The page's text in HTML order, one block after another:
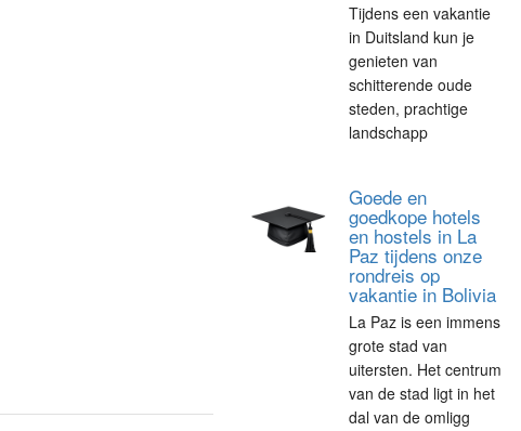
Tijdens een vakantie
in Duitsland kun je
genieten van
schitterende oude
steden, prachtige
landschapp
Goede en
goedkope hotels
en hostels in La
Paz tijdens onze
rondreis op
vakantie in Bolivia
La Paz is een immens
grote stad van
uitersten. Het centrum
van de stad ligt in het
dal van de omligg